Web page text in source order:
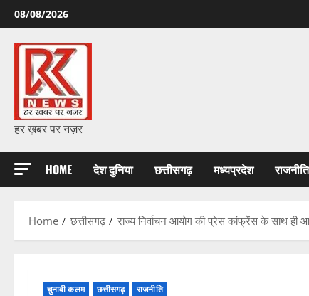
Skip
to
content
08/08/2026
हर ख़बर पर नज़र
HOME देश दुनिया छत्तीसगढ़ मध्यप्रदेश राजनीति
Home छत्तीसगढ़ राज्य निर्वाचन आयोग की प्रेस कांफ्रेंस के साथ ही
चुनावी कलम छत्तीसगढ़ राजनीति